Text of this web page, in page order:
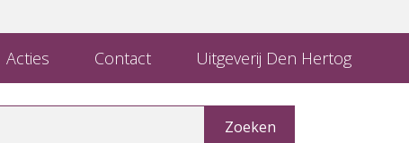
Acties Contact Uitgeverij Den Hertog